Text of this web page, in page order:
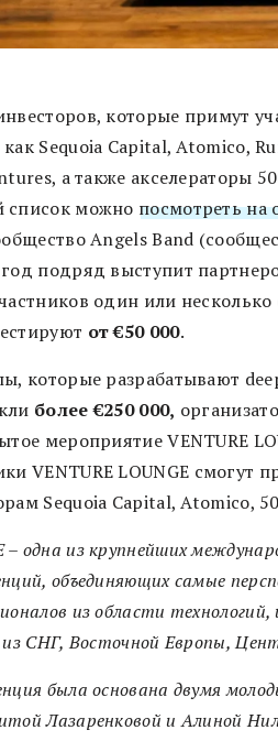
которые примут
Sequoia Capital, Atomico,
а также акселераторы
список можно посмотреть на
Angels Band
подряд выступит
один или
от €50 000.
которые разрабатывают
более €250 000,
мероприятие VENTURE
VENTURE LOUNGE смогут
Sequoia Capital, Atomico,
– одна из крупнейших
объединяющих самые
из области
из СНГ, Восточной Европы,
была основана двумя
Лазаренковой и Алиной